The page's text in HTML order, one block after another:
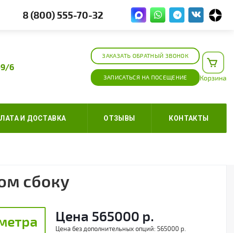
8 (800) 555-70-32
6
ЗАКАЗАТЬ ОБРАТНЫЙ ЗВОНОК
ЗАПИСАТЬСЯ НА ПОСЕЩЕНИЕ Корзина
И ДОСТАВКА ОТЗЫВЫ КОНТАКТЫ
сбоку
Цена 565000 р.
Цена без дополнительных опций: 565000 р.